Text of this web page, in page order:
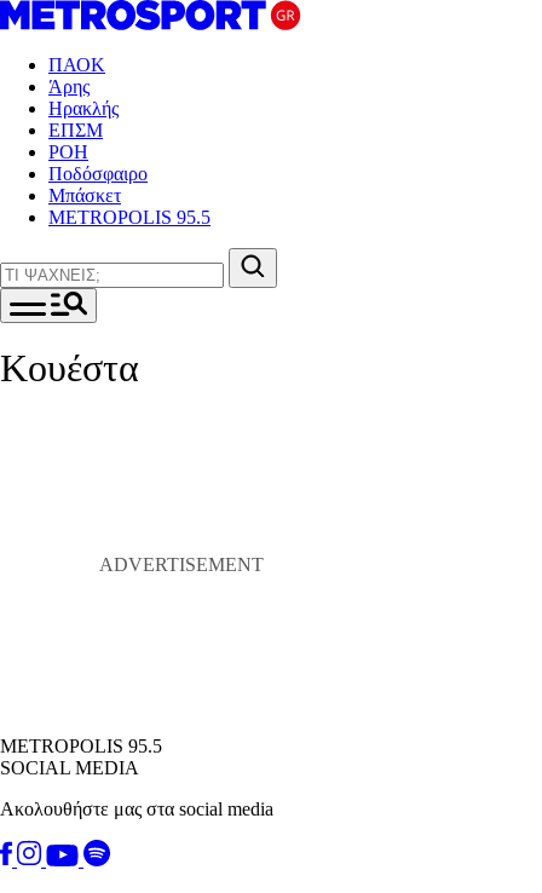
ΠΑΟΚ
Άρης
Ηρακλής
ΕΠΣΜ
ΡΟΗ
Ποδόσφαιρο
Μπάσκετ
METROPOLIS 95.5
Κουέστα
METROPOLIS 95.5
SOCIAL MEDIA
Ακολουθήστε μας στα social media